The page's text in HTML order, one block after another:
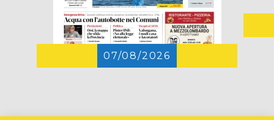
07/08/2026